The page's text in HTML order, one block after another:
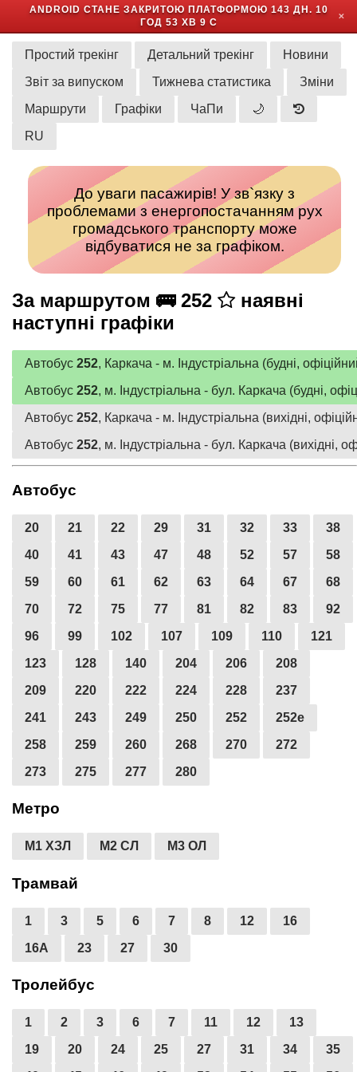
ANDROID СТАНЕ ЗАКРИТОЮ ПЛАТФОРМОЮ 143 ДН. 10
ГОД 53 ХВ 9 С
✕
Простий трекінг Детальний трекінг
Новини
Звіт за випуском
Тижнева статистика
Зміни
Маршрути
Графіки ЧаПи
🌙
RU
До уваги пасажирів! У зв`язку з
проблемами з енергопостачанням рух
громадського транспорту може
відбуватися не за графіком.
За маршрутом 🚌 252
наявні
наступні графіки
Автобус 252, Каркача - м. Індустріальна (будні,
Автобус 252, м. Індустріальна - бул. Каркача (будні,
Автобус 252, Каркача - м. Індустріальна (вихідні,
Автобус 252, м. Індустріальна - бул. Каркача (вихідні,
Автобус
20 21 22 29 31 32 33
38
40
41 43 47 48 52 57
58
59
60 61 62 63 64 67
68
70
72 75 77 81 82 83
92
96
99 102 107 109 110
121
123
128 140 204 206
208
209
220 222 224 228
237
241
243 249 250 252
252е
258
259 260 268 270
272
273
275 277 280
Метро
М1 ХЗЛ М2 СЛ М3 ОЛ
Трамвай
1 3 5 6 7 8 12
16
16А
23 27 30
Тролейбус
1 2 3 6 7 11 12
13
19
20 24 25 27 31 34
35